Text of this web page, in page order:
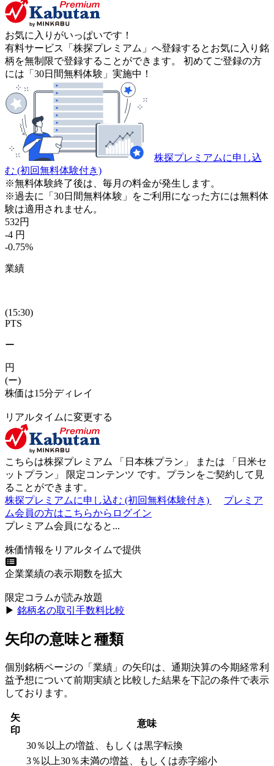
お気に入りがいっぱいです！
有料サービス「株探プレミアム」へ登録するとお気に入り銘
柄を無制限で登録することができます。 初めてご登録の方
には「30日間無料体験」実施中！
株探プレミアムに申し込
む (初回無料体験付き)
※無料体験終了後は、毎月の料金が発生します。
※過去に「30日間無料体験」をご利用になった方には無料体
験は適用されません。
532円
-4 円
-0.75%
業績
(15:30)
PTS
ー
円
(ー)
株価は15分ディレイ
リアルタイムに変更する
こちらは株探プレミアム 「 日本株プラン 」 または 「 日米セ
ットプラン 」 限定コンテンツ です。プランをご契約して見
ることができます。
株探プレミアムに申し込む (初回無料体験付き)
プレミア
ム会員の方はこちらからログイン
プレミアム会員になると...
株価情報をリアルタイムで提供
企業業績の表示期数を拡大
限定コラムが読み放題
▶︎ 銘柄名の取引手数料比較
矢印の意味と種類
個別銘柄ページの「業績」の矢印は、通期決算の今期経常利
益予想について前期実績と比較した結果を下記の条件で表示
しております。
矢
印
意味
30％以上の増益、もしくは黒字転換
3％以上30％未満の増益、もしくは赤字縮小